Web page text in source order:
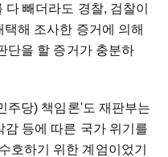
빼더라도 경찰, 검찰이
해 조사한 증거에 의해
단을 할 증거가 충분하
주당) 책임론'도 재판부는
감 등에 따른 국가 위기를
호하기 위한 계엄이었기